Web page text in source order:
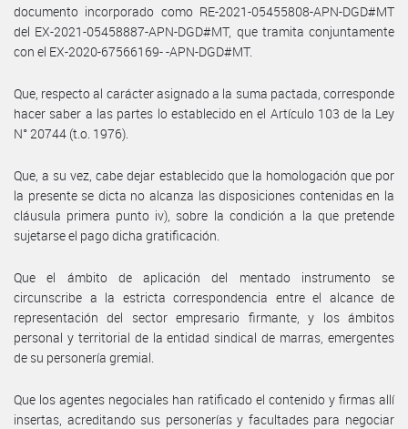
documento incorporado como RE-2021-05455808-APN-DGD#MT
del EX-2021-05458887-APN-DGD#MT, que tramita conjuntamente
con el EX-2020-67566169- -APN-DGD#MT.
Que, respecto al carácter asignado a la suma pactada, corresponde
hacer saber a las partes lo establecido en el Artículo 103 de la Ley
N° 20744 (t.o. 1976).
Que, a su vez, cabe dejar establecido que la homologación que por
la presente se dicta no alcanza las disposiciones contenidas en la
cláusula primera punto iv), sobre la condición a la que pretende
sujetarse el pago dicha gratificación.
Que el ámbito de aplicación del mentado instrumento se
circunscribe a la estricta correspondencia entre el alcance de
representación del sector empresario firmante, y los ámbitos
personal y territorial de la entidad sindical de marras, emergentes
de su personería gremial.
Que los agentes negociales han ratificado el contenido y firmas allí
insertas, acreditando sus personerías y facultades para negociar